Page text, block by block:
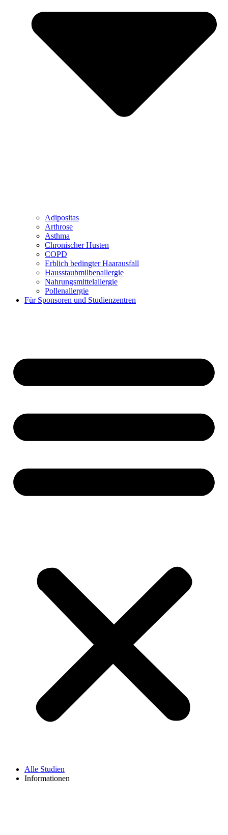
Adipositas
Arthrose
Asthma
Chronischer Husten
COPD
Erblich bedingter Haarausfall
Hausstaubmilbenallergie
Nahrungsmittelallergie
Pollenallergie
Für Sponsoren und Studienzentren
Alle Studien
Informationen